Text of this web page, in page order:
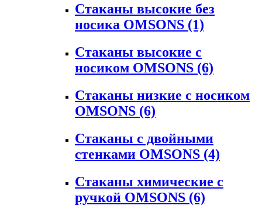
Стаканы высокие без
носика OMSONS (1)
Стаканы высокие с
носиком OMSONS (6)
Стаканы низкие с носиком
OMSONS (6)
Стаканы с двойными
стенками OMSONS (4)
Стаканы химические с
ручкой OMSONS (6)